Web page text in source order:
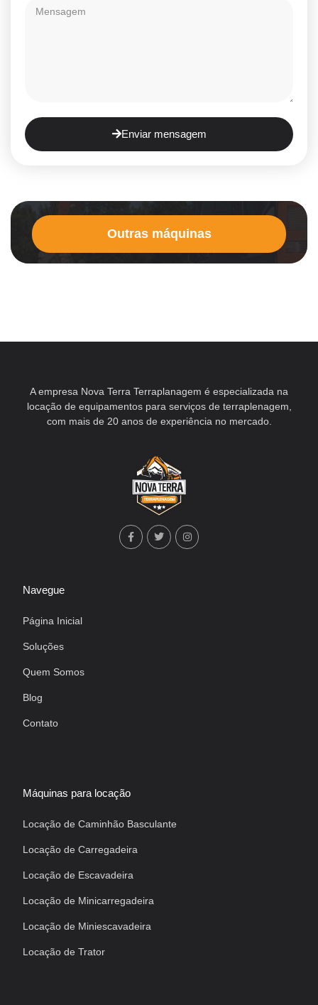
Enviar mensagem
Outras máquinas
A empresa Nova Terra Terraplanagem é especializada na
locação de equipamentos para serviços de terraplenagem,
com mais de 20 anos de experiência no mercado.
Navegue
Página Inicial
Soluções
Quem Somos
Blog
Contato
Máquinas para locação
Locação de Caminhão Basculante
Locação de Carregadeira
Locação de Escavadeira
Locação de Minicarregadeira
Locação de Miniescavadeira
Locação de Trator